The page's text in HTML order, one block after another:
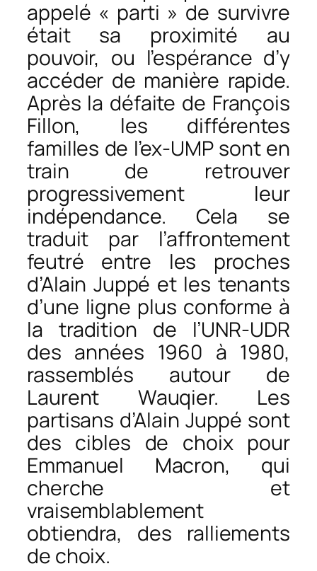
appelé « parti » de survivre
était sa proximité au
pouvoir, ou l’espérance d’y
accéder de manière rapide.
Après la défaite de François
Fillon, les différentes
familles de l’ex-UMP sont en
train de retrouver
progressivement leur
indépendance. Cela se
traduit par l’affrontement
feutré entre les proches
d’Alain Juppé et les tenants
d’une ligne plus conforme à
la tradition de l’UNR-UDR
des années 1960 à 1980,
rassemblés autour de
Laurent Wauqier. Les
partisans d’Alain Juppé sont
des cibles de choix pour
Emmanuel Macron, qui
cherche et
vraisemblablement
obtiendra, des ralliements
de choix.